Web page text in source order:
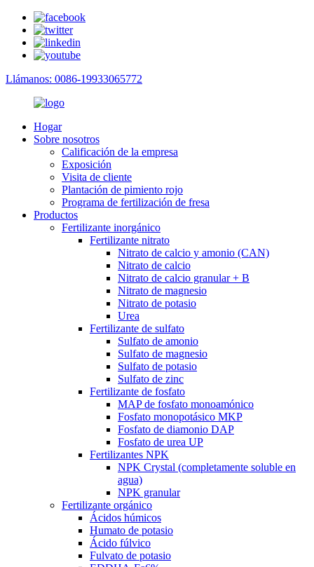
Llámanos: 0086-19933065772
Hogar
Sobre nosotros
Calificación de la empresa
Exposición
Visita de cliente
Plantación de pimiento rojo
Programa de fertilización de fresa
Productos
Fertilizante inorgánico
Fertilizante nitrato
Nitrato de calcio y amonio (CAN)
Nitrato de calcio
Nitrato de calcio granular + B
Nitrato de magnesio
Nitrato de potasio
Urea
Fertilizante de sulfato
Sulfato de amonio
Sulfato de magnesio
Sulfato de potasio
Sulfato de zinc
Fertilizante de fosfato
MAP de fosfato monoamónico
Fosfato monopotásico MKP
Fosfato de diamonio DAP
Fosfato de urea UP
Fertilizantes NPK
NPK Crystal (completamente soluble en
agua)
NPK granular
Fertilizante orgánico
Ácidos húmicos
Humato de potasio
Ácido fúlvico
Fulvato de potasio